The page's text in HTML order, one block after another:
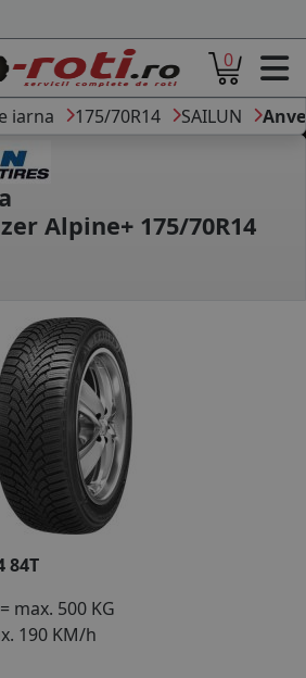
NOI
AGROINDUSTRIALE
PRODUCATORI ANVELOPE
MARCA AUTO
COMPANII
0 PRODUSE)
0
iarna 175/70R14 SAILUN
Alpine+ 175/70R14
84T
= max. 500 KG
190 KM/h